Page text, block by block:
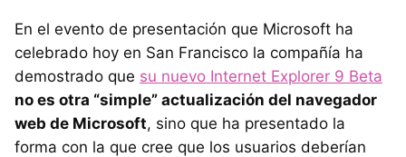
En el evento de presentación que Microsoft ha
celebrado hoy en San Francisco la compañía ha
demostrado que su nuevo Internet Explorer 9 Beta
no es otra “simple” actualización del navegador
web de Microsoft, sino que ha presentado la
forma con la que cree que los usuarios deberían